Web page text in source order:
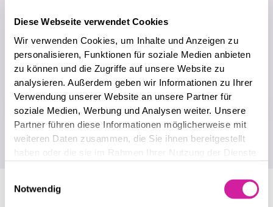
Diese Webseite verwendet Cookies
Wir verwenden Cookies, um Inhalte und Anzeigen zu
personalisieren, Funktionen für soziale Medien anbieten
zu können und die Zugriffe auf unsere Website zu
analysieren. Außerdem geben wir Informationen zu Ihrer
Verwendung unserer Website an unsere Partner für
soziale Medien, Werbung und Analysen weiter. Unsere
Partner führen diese Informationen möglicherweise mit
weiteren Daten zusammen, die Sie ihnen bereitgestellt
haben oder die sie im Rahmen Ihrer Nutzung der Dienste
Notwendig
Thank you for contacting freonit. We have
received your message and will get back to you as
soon as possible to discuss your IT request.
Back to homepage